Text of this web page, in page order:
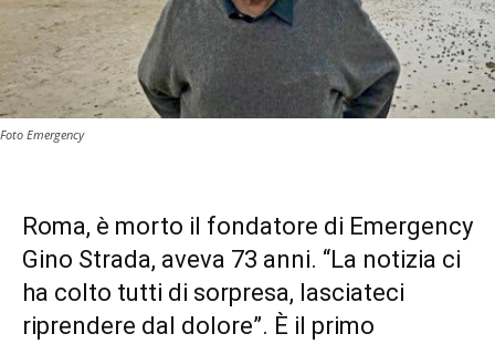
Foto Emergency
Roma, è morto il fondatore di Emergency
Gino Strada, aveva 73 anni. “La notizia ci
ha colto tutti di sorpresa, lasciateci
riprendere dal dolore”. È il primo